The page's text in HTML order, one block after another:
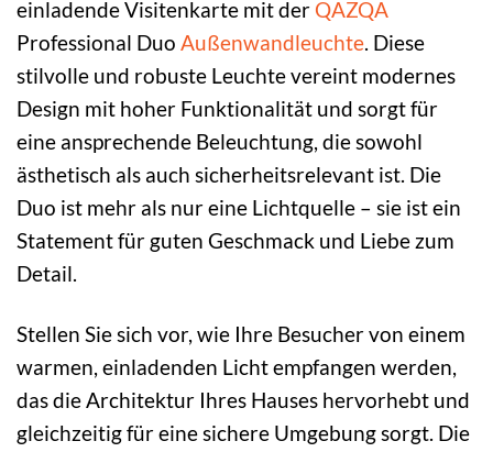
einladende Visitenkarte mit der QAZQA
Professional Duo Außenwandleuchte. Diese
stilvolle und robuste Leuchte vereint modernes
Design mit hoher Funktionalität und sorgt für
eine ansprechende Beleuchtung, die sowohl
ästhetisch als auch sicherheitsrelevant ist. Die
Duo ist mehr als nur eine Lichtquelle – sie ist ein
Statement für guten Geschmack und Liebe zum
Detail.
Stellen Sie sich vor, wie Ihre Besucher von einem
warmen, einladenden Licht empfangen werden,
das die Architektur Ihres Hauses hervorhebt und
gleichzeitig für eine sichere Umgebung sorgt. Die